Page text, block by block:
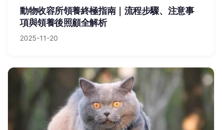
動物收容所領養終極指南｜流程步驟、注意事
項與領養後照顧全解析
2025-11-20